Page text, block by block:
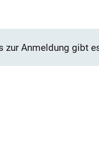
zur Anmeldung gibt